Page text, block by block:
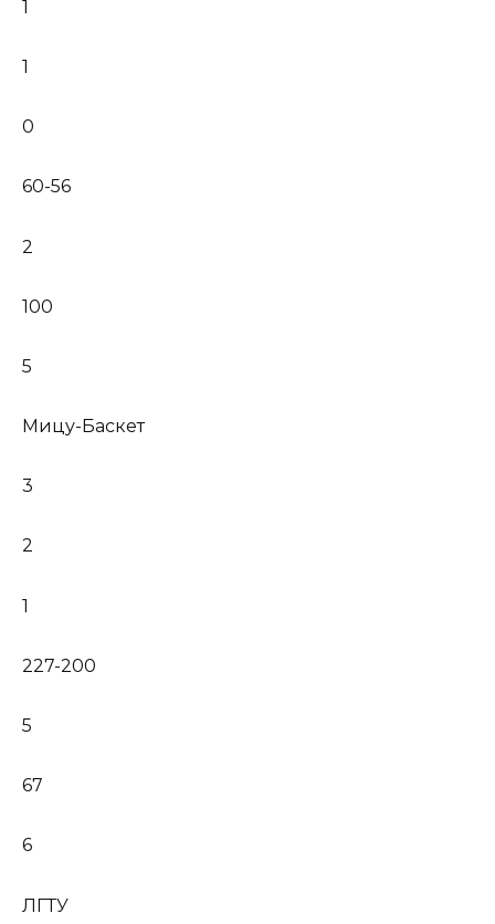
1
1
0
60-56
2
100
5
Мицу-Баскет
3
2
1
227-200
5
67
6
ЛГТУ